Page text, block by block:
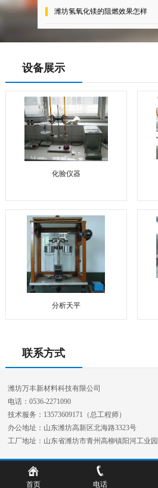
潍坊氢氧化镁的阻燃效果怎样
设备展示
化验仪器
分析天平
联系方式
潍坊万丰新材料科技有限公司
电话：0536-2271090
技术服务：13573609171（总工程师）
办公地址：山东潍坊高新区北海路3323号
工厂地址：山东省潍坊市青州高柳镇阳河工业园
首页 电话